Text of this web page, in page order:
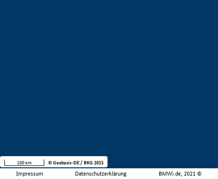
Impressum Datenschutzerklärung BMWi.de, 2021 ©
100 km © Geobasis-DE / BKG 2015